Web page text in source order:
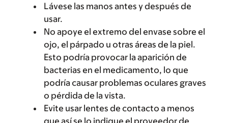
Lávese las manos antes y después de
usar.
No apoye el extremo del envase sobre el
ojo, el párpado u otras áreas de la piel.
Esto podría provocar la aparición de
bacterias en el medicamento, lo que
podría causar problemas oculares graves
o pérdida de la vista.
Evite usar lentes de contacto a menos
que así se lo indique el proveedor de